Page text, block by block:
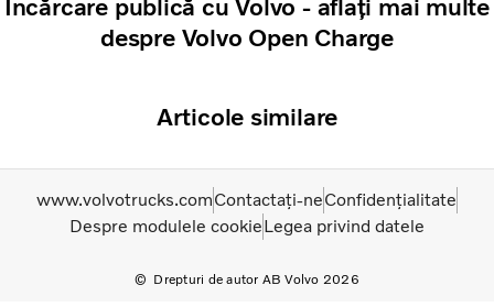
Încărcare publică cu Volvo - aflați mai multe
despre Volvo Open Charge
Articole similare
Drepturi de autor AB Volvo 2026
www.volvotrucks.comContactați-neConfidențialitate
Despre modulele cookieLegea privind datele